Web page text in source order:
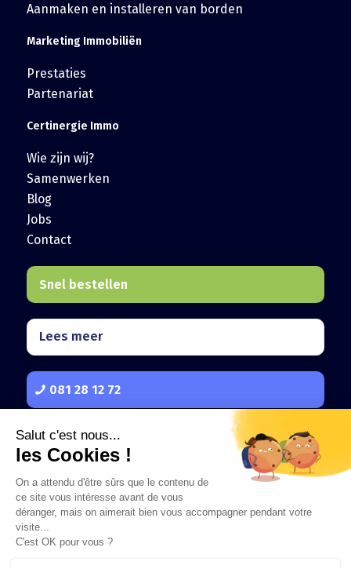
Aanmaken en installeren van borden
Marketing Immobiliën
Prestaties
Partenariat
Certinergie Immo
Wie zijn wij?
Samenwerken
Blog
Jobs
Contact
Snel bestellen
Lees meer
081 28 12 72
Vastgoedmarketing voor professionals